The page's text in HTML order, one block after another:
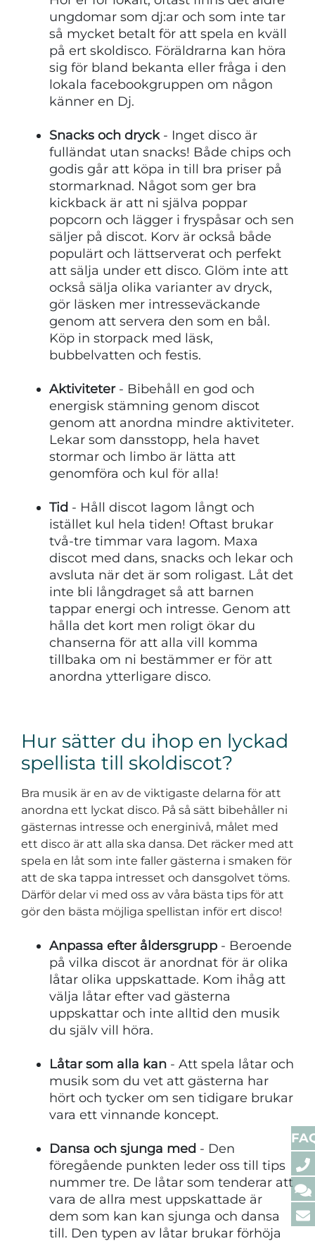
ungdomar som dj:ar och som inte tar
så mycket betalt för att spela en kväll
på ert skoldisco. Föräldrarna kan höra
sig för bland bekanta eller fråga i den
lokala facebookgruppen om någon
känner en Dj.
Snacks och dryck - Inget disco är
fulländat utan snacks! Både chips och
godis går att köpa in till bra priser på
stormarknad. Något som ger bra
kickback är att ni själva poppar
popcorn och lägger i fryspåsar och sen
säljer på discot. Korv är också både
populärt och lättserverat och perfekt
att sälja under ett disco. Glöm inte att
också sälja olika varianter av dryck,
gör läsken mer intresseväckande
genom att servera den som en bål.
Köp in storpack med läsk,
bubbelvatten och festis.
Aktiviteter - Bibehåll en god och
energisk stämning genom discot
genom att anordna mindre aktiviteter.
Lekar som dansstopp, hela havet
stormar och limbo är lätta att
genomföra och kul för alla!
Tid - Håll discot lagom långt och
istället kul hela tiden! Oftast brukar
två-tre timmar vara lagom. Maxa
discot med dans, snacks och lekar och
avsluta när det är som roligast. Låt det
inte bli långdraget så att barnen
tappar energi och intresse. Genom att
hålla det kort men roligt ökar du
chanserna för att alla vill komma
tillbaka om ni bestämmer er för att
anordna ytterligare disco.
Hur sätter du ihop en lyckad
spellista till skoldiscot?
Bra musik är en av de viktigaste delarna för att
anordna ett lyckat disco. På så sätt bibehåller ni
gästernas intresse och energinivå, målet med
ett disco är att alla ska dansa. Det räcker med att
spela en låt som inte faller gästerna i smaken för
att de ska tappa intresset och dansgolvet töms.
Därför delar vi med oss av våra bästa tips för att
gör den bästa möjliga spellistan inför ert disco!
Anpassa efter åldersgrupp - Beroende
på vilka discot är anordnat för är olika
låtar olika uppskattade. Kom ihåg att
välja låtar efter vad gästerna
uppskattar och inte alltid den musik
du själv vill höra.
Låtar som alla kan - Att spela låtar och
musik som du vet att gästerna har
hört och tycker om sen tidigare brukar
vara ett vinnande koncept.
Dansa och sjunga med - Den
föregående punkten leder oss till tips
nummer tre. De låtar som tenderar att
vara de allra mest uppskattade är
dem som kan kan sjunga och dansa
till. Den typen av låtar brukar förhöja